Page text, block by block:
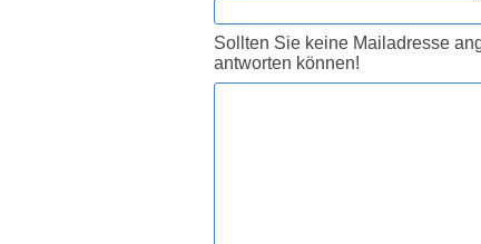
Sollten Sie keine Mailadresse
antworten können!